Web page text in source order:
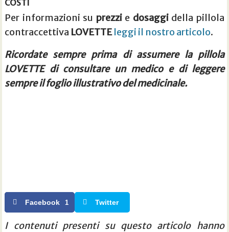
COSTI
Per informazioni su prezzie dosaggidella pillola
contraccettiva LOVETTEleggi il nostro articolo.
Ricordate sempre prima di assumere la pillola
LOVETTE di consultare un medico e di leggere
sempre il foglio illustrativo del medicinale.
Facebook 1 Twitter
I contenuti presenti su questo articolo hanno